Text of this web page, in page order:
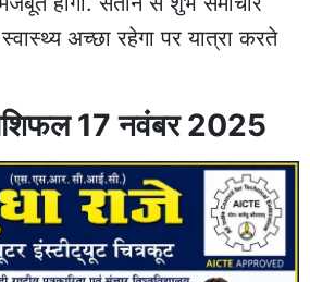
अच्छा रहेगा पर यात्रा करते
17 नवंबर 2025